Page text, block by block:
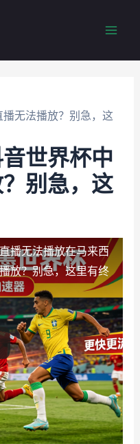
无法播放？别急，这
世界杯中
别急，这
播无法播放在马来西
放？别急，这里有终